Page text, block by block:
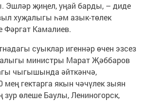
Эшләр җиңел, уңай барды, – диде
хуҗалыгы һәм азык-төлек
Фәргат Камалиев.
суыклар игеннәр өчен эзсез
министры Марат Җәббаров
чыгышында әйткәнчә,
мең гектарга якын чәчүлек зыян
зур өлеше Баулы, Лениногорск,